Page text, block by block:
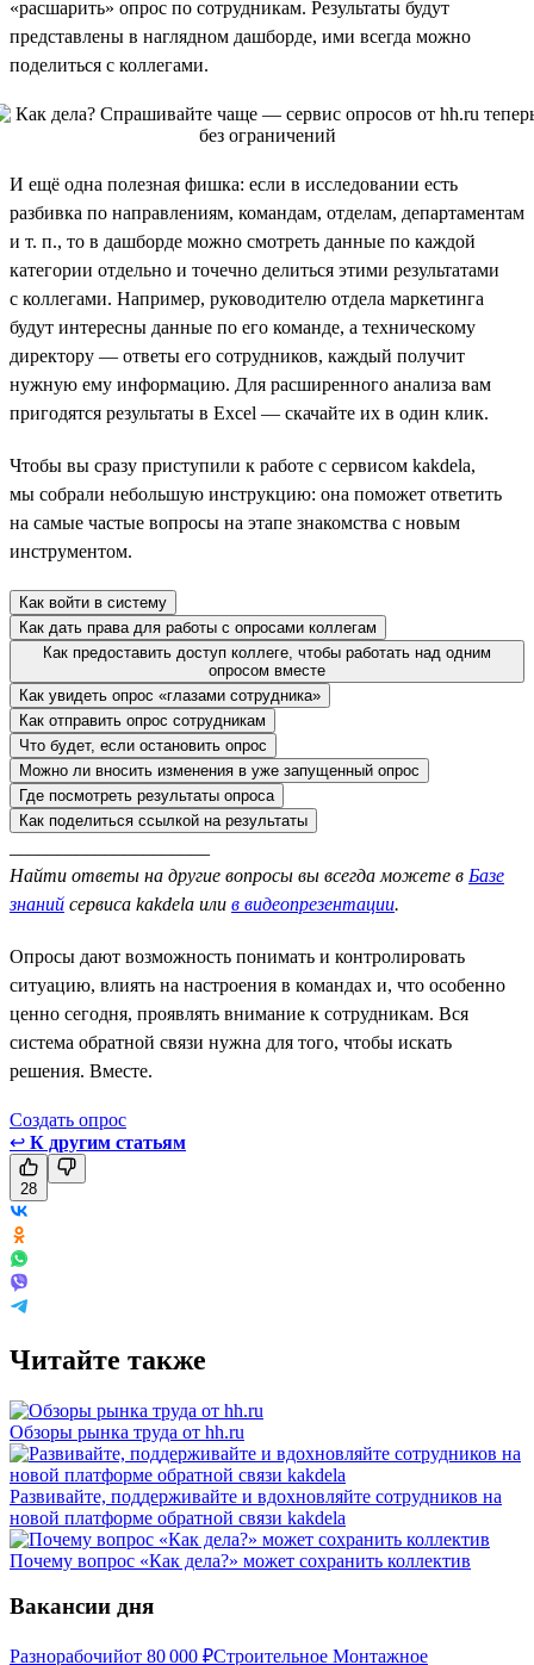
«расшарить» опрос по сотрудникам. Результаты будут
представлены в наглядном дашборде, ими всегда можно
поделиться с коллегами.
И ещё одна полезная фишка: если в исследовании есть
разбивка по направлениям, командам, отделам, департаментам
и т. п., то в дашборде можно смотреть данные по каждой
категории отдельно и точечно делиться этими результатами
с коллегами. Например, руководителю отдела маркетинга
будут интересны данные по его команде, а техническому
директору — ответы его сотрудников, каждый получит
нужную ему информацию. Для расширенного анализа вам
пригодятся результаты в Excel — скачайте их в один клик.
Чтобы вы сразу приступили к работе с сервисом kakdela,
мы собрали небольшую инструкцию: она поможет ответить
на самые частые вопросы на этапе знакомства с новым
инструментом.
Как войти в систему
Как дать права для работы с опросами коллегам
Как предоставить доступ коллеге, чтобы работать над одним
опросом вместе
Как увидеть опрос «глазами сотрудника»
Как отправить опрос сотрудникам
Что будет, если остановить опрос
Можно ли вносить изменения в уже запущенный опрос
Где посмотреть результаты опроса
Как поделиться ссылкой на результаты
Найти ответы на другие вопросы вы всегда можете в Базе
знаний сервиса kakdela или в видеопрезентации.
Опросы дают возможность понимать и контролировать
ситуацию, влиять на настроения в командах и, что особенно
ценно сегодня, проявлять внимание к сотрудникам. Вся
система обратной связи нужна для того, чтобы искать
решения. Вместе.
Создать опрос
↩ К другим статьям
28
Читайте также
Обзоры рынка труда от hh.ru
Развивайте, поддерживайте и вдохновляйте сотрудников на
новой платформе обратной связи kakdela
Почему вопрос «Как дела?» может сохранить коллектив
Вакансии дня
Разнорабочийот 80 000 ₽Строительное Монтажное